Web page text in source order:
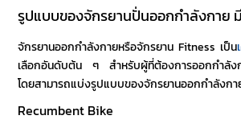
รูปแบบของจักรยานปั่นออกกำลังกาย
จักรยานออกกำลังกายหรือจักรยาน Fitness เป็น
เลือกอันดับต้น ๆ สำหรับผู้ที่ต้องการออกกำลัง
โดยสามารถแบ่งรูปแบบของจักรยานออกกำลังก
Recumbent Bike